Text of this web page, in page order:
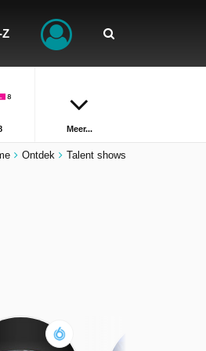
Meer...
Ontdek Talent shows